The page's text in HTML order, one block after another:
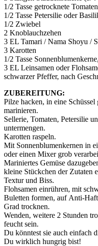
1/2 Tasse getrocknete Tomaten
1/2 Tasse Petersilie oder
1/2 Zwiebel
2 Knoblauchzehen
3 EL Tamari / Nama Shoyu /
3 Karotten
1/2 Tasse
3 EL Leinsamen oder
schwarzer Pfeffer, nach
ZUBEREITUNG:
Pilze hacken, in eine
marinieren.
Sellerie, Tomaten, Petersilie
untermengen.
Karotten raspeln.
Mit Sonnenblumenkernen in
oder einen Mixer grob
Mariniertes Gemüse
kleine Stückchen der Zutaten
Textur und Biss.
Flohsamen einrühren, mit
Buletten formen, auf Anti-
Grad trocknen.
Wenden, weitere 2 Stunden
feucht sein.
Du könntest sie auch einfach
Du wirklich hungrig bist!